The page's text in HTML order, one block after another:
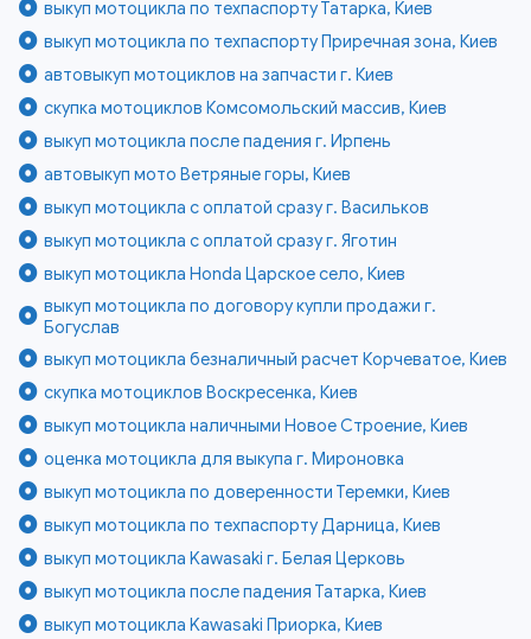
выкуп мотоцикла по техпаспорту Татарка, Киев
выкуп мотоцикла по техпаспорту Приречная зона, Киев
автовыкуп мотоциклов на запчасти г. Киев
скупка мотоциклов Комсомольский массив, Киев
выкуп мотоцикла после падения г. Ирпень
автовыкуп мото Ветряные горы, Киев
выкуп мотоцикла с оплатой сразу г. Васильков
выкуп мотоцикла с оплатой сразу г. Яготин
выкуп мотоцикла Honda Царское село, Киев
выкуп мотоцикла по договору купли продажи г.
Богуслав
выкуп мотоцикла безналичный расчет Корчеватое, Киев
скупка мотоциклов Воскресенка, Киев
выкуп мотоцикла наличными Новое Строение, Киев
оценка мотоцикла для выкупа г. Мироновка
выкуп мотоцикла по доверенности Теремки, Киев
выкуп мотоцикла по техпаспорту Дарница, Киев
выкуп мотоцикла Kawasaki г. Белая Церковь
выкуп мотоцикла после падения Татарка, Киев
выкуп мотоцикла Kawasaki Приорка, Киев